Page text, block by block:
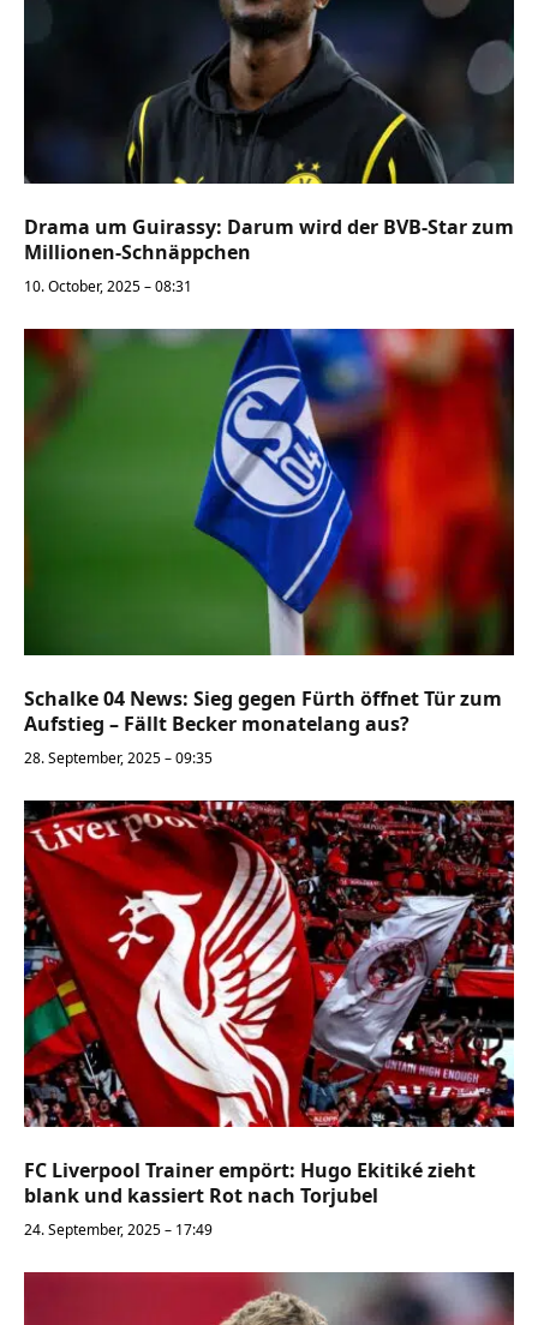
Drama um Guirassy: Darum wird der BVB-Star zum
Millionen-Schnäppchen
10. October, 2025 – 08:31
Schalke 04 News: Sieg gegen Fürth öffnet Tür zum
Aufstieg – Fällt Becker monatelang aus?
28. September, 2025 – 09:35
FC Liverpool Trainer empört: Hugo Ekitiké zieht
blank und kassiert Rot nach Torjubel
24. September, 2025 – 17:49